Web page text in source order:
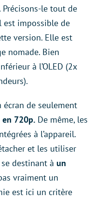
le tout de
est impossible de
version. Elle est
nomade. Bien
à l’OLED (2x
écran de seulement
720p. De même, les
à l’appareil.
et les utiliser
destinant à un
vraiment un
est ici un critère